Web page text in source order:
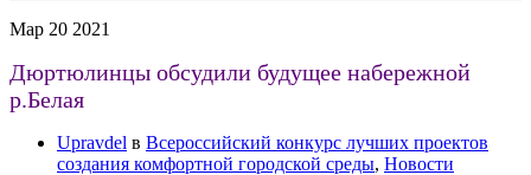
Мар 20 2021
Дюртюлинцы обсудили будущее набережной
р.Белая
Upravdel в Всероссийский конкурс лучших проектов
создания комфортной городской среды, Новости